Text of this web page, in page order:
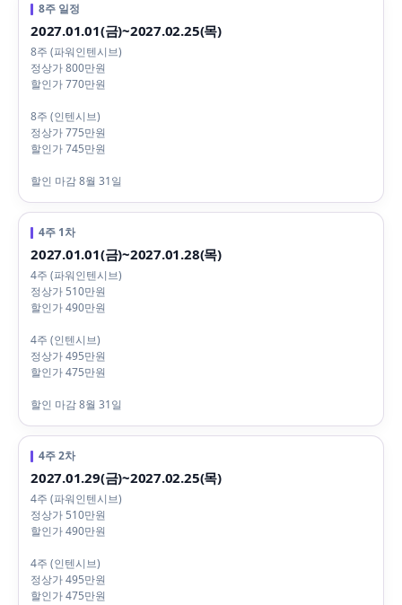
8주 일정
2027.01.01(금)~2027.02.25(목)
8주 (파워인텐시브)
정상가 800만원
할인가 770만원
8주 (인텐시브)
정상가 775만원
할인가 745만원
할인 마감 8월 31일
4주 1차
2027.01.01(금)~2027.01.28(목)
4주 (파워인텐시브)
정상가 510만원
할인가 490만원
4주 (인텐시브)
정상가 495만원
할인가 475만원
할인 마감 8월 31일
4주 2차
2027.01.29(금)~2027.02.25(목)
4주 (파워인텐시브)
정상가 510만원
할인가 490만원
4주 (인텐시브)
정상가 495만원
할인가 475만원